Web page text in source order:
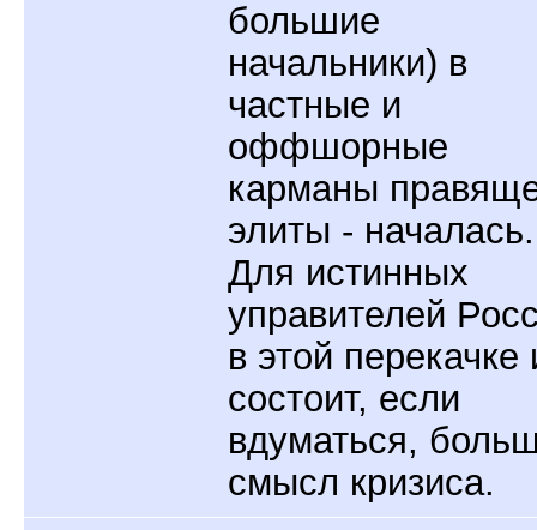
большие
начальники) в
частные и
оффшорные
карманы
элиты - началась.
Для истинных
управителей
в этой перекачке
состоит, если
вдуматься,
смысл кризиса.